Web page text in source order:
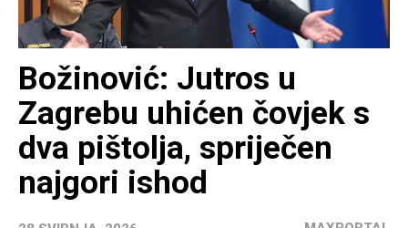
Božinović: Jutros u
Zagrebu uhićen čovjek s
dva pištolja, spriječen
najgori ishod